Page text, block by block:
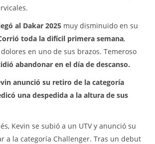
al Dakar 2025 muy disminuido en su
toda la difícil primera semana,
en uno de sus brazos. Temeroso
abandonar en el día de descanso.
anunció su retiro de la categoría
una despedida a la altura de sus
Kevin se subió a un UTV y anunció su
a la categoría Challenger. Tras un debut